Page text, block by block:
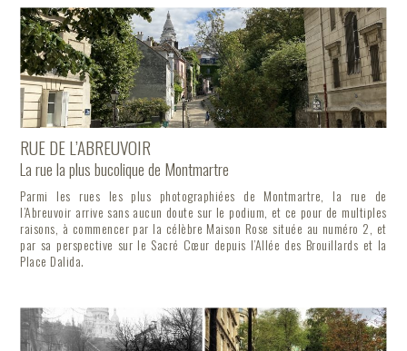
RUE DE L’ABREUVOIR
La rue la plus bucolique de Montmartre
Parmi les rues les plus photographiées de Montmartre, la rue de
l’Abreuvoir arrive sans aucun doute sur le podium, et ce pour de multiples
raisons, à commencer par la célèbre Maison Rose située au numéro 2, et
par sa perspective sur le Sacré Cœur depuis l’Allée des Brouillards et la
Place Dalida.